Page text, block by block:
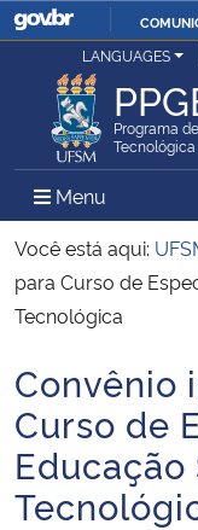
Ministério da Justiça e
Ministério da Defesa
Ministério das Relações
Ministério da Economia
Ministério da Infraestrutura
Ministério da Agricultura,
Ministério da Educação
LANGUAGES
Programa
Tecnológica
Menu Menu
Você está aqui:
para Curso de
Tecnológica
Início do conteúdo
Convênio
Curso de